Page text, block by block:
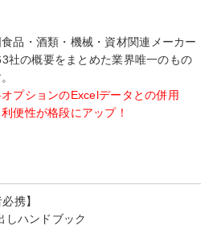
品・酒類・機械・資材関連メーカー
社の概要をまとめた業界唯一のもの
プションのExcelデータとの併用
便性が格段にアップ！
携】
しハンドブック